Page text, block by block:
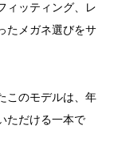
ィッティング、レ
たメガネ選びをサ
このモデルは、年
ただける一本で